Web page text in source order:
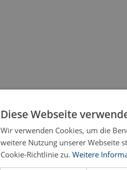
Diese Webseite
Wir verwenden Cookies, um die
weitere Nutzung unserer Webseite
Cookie-Richtlinie zu. Weitere